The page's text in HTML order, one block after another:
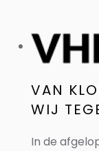
VAN
WIJ
In de